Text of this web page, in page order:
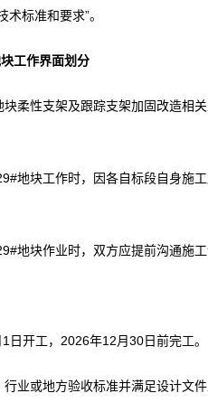
标准和要求”。
工作界面划分
块柔性支架及跟踪支架加固改造
地块工作时，因各自标段自身
地块作业时，双方应提前沟通施
日开工，2026年12月30日前完工
业或地方验收标准并满足设计文